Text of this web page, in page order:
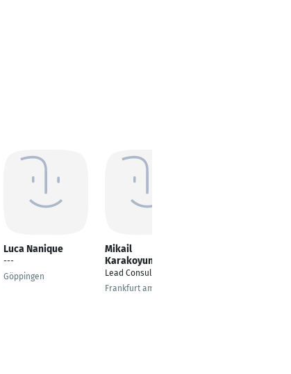
Luca Nanique
---
Göppingen
Mikail
Karakoyunlu
Lead Consultant
Frankfurt am Main